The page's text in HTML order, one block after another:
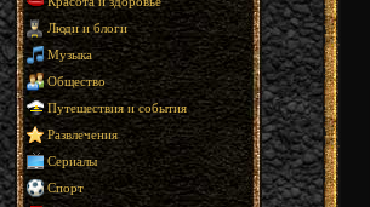
Люди и блоги
Музыка
Общество
Путешествия и события
Развлечения
Сериалы
Спорт